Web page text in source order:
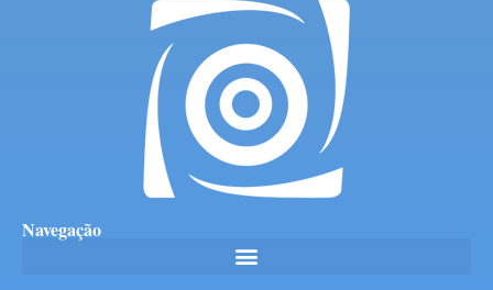
Navegação